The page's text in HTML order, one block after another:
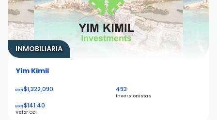
INMOBILIARIA
Yim Kimil
MXN$1,322,090 493
Inversionistas
MXN$141.40
Valor ODI